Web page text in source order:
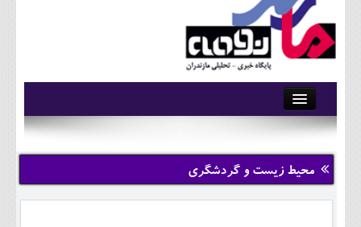
آرشیو
تماس با ما
وبلاگ
محیط زیست و گردشگری